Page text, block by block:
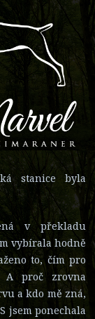
stanice byla
v překladu
vybírala hodně
to, čím pro
A proč zrovna
a kdo mě zná,
jsem ponechala